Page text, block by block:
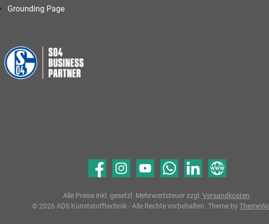
Grounding Page
FacebookInstagramYouTube WhatsAppLinkedIn Website
Alle Preise inkl. gesetzl. Mehrwertsteuer zzgl. Versandkosten.
© 2026 ADS Kunststofftechnik - Alle Rechte vorbehalten. Theme by